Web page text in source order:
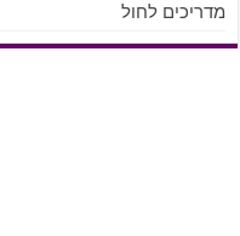
מדריכים לחול